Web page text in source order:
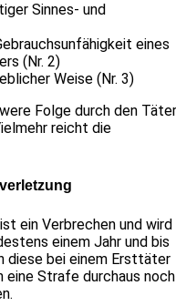
Sinnes- und
eines
(Nr. 2)
Weise (Nr. 3)
Folge durch den Täter
reicht die
ist ein Verbrechen und wird
einem Jahr und bis
diese bei einem Ersttäter
eine Strafe durchaus noch